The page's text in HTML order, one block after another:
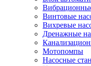
Винтовые
Вихревые
Дренажные
Мотопомпы
Насосные